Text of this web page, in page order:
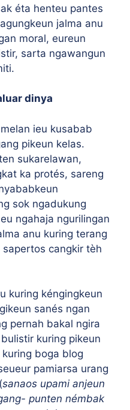
éta henteu pantes
jalma anu
moral, eureun
sarta ngawangun
dinya
ieu kusabab
pikeun kelas.
sukarelawan,
ka protés, sareng
sok ngadukung
ngahaja ngurilingan
anu kuring terang
cangkir tèh
kuring kéngingkeun
sanés ngan
pernah bakal ngira
kuring pikeun
boga blog
pamiarsa urang
sanaos upami anjeun
punten némbak